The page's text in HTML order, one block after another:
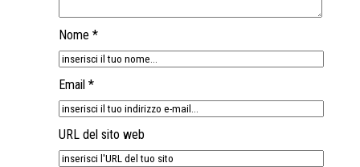
Nome *
Email *
URL del sito web